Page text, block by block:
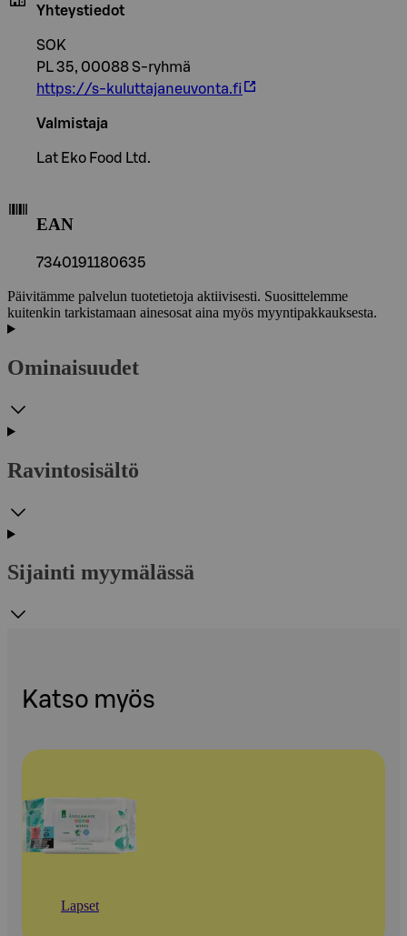
Yhteystiedot
SOK
PL 35, 00088 S-ryhmä
https://s-kuluttajaneuvonta.fi
Valmistaja
Lat Eko Food Ltd.
EAN
7340191180635
Päivitämme palvelun tuotetietoja aktiivisesti. Suosittelemme
kuitenkin tarkistamaan ainesosat aina myös myyntipakkauksesta.
Ominaisuudet
Ravintosisältö
Sijainti myymälässä
Katso myös
Lapset